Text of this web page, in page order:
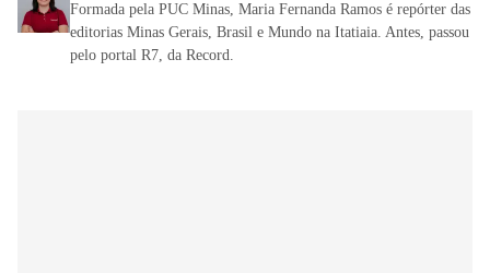
Formada pela PUC Minas, Maria Fernanda Ramos é repórter das
editorias Minas Gerais, Brasil e Mundo na Itatiaia. Antes, passou
pelo portal R7, da Record.